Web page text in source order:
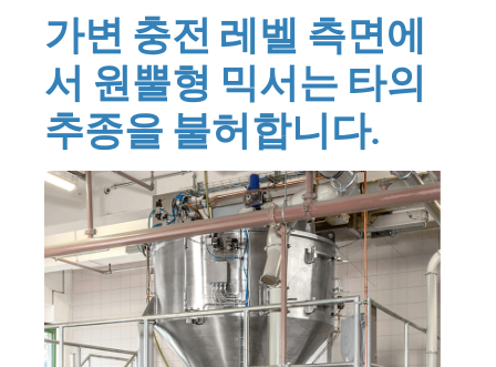
가변 충전 레벨 측면에
서 원뿔형 믹서는 타의
추종을 불허합니다.